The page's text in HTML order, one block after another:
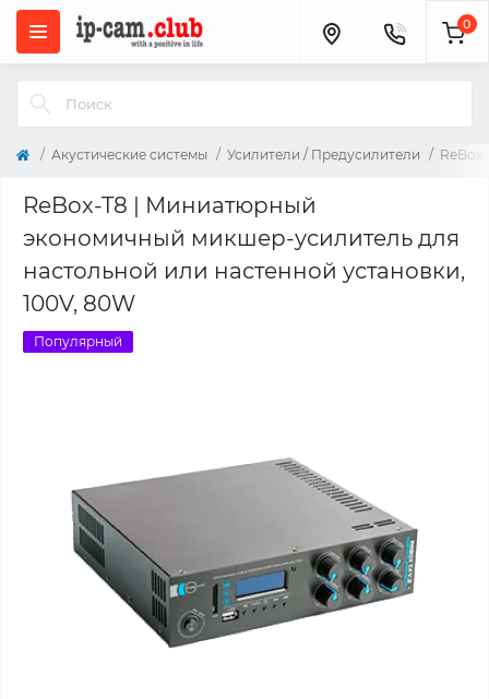
0
Акустические системы Усилители / Предусилители
ReBox-T8 | Миниатюрный
экономичный микшер-усилитель для
настольной или настенной установки,
100V, 80W
Популярный